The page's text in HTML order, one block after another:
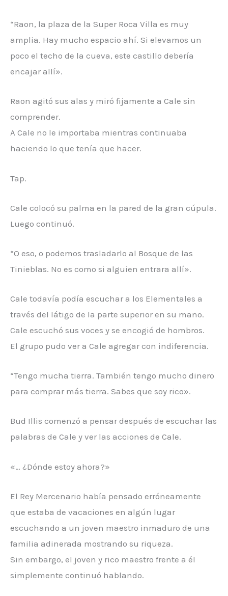
“Raon, la plaza de la Super Roca Villa es muy
amplia. Hay mucho espacio ahí. Si elevamos un
poco el techo de la cueva, este castillo debería
encajar allí».
Raon agitó sus alas y miró fijamente a Cale sin
comprender.
A Cale no le importaba mientras continuaba
haciendo lo que tenía que hacer.
Tap.
Cale colocó su palma en la pared de la gran cúpula.
Luego continuó.
“O eso, o podemos trasladarlo al Bosque de las
Tinieblas. No es como si alguien entrara allí».
Cale todavía podía escuchar a los Elementales a
través del látigo de la parte superior en su mano.
Cale escuchó sus voces y se encogió de hombros.
El grupo pudo ver a Cale agregar con indiferencia.
“Tengo mucha tierra. También tengo mucho dinero
para comprar más tierra. Sabes que soy rico».
Bud Illis comenzó a pensar después de escuchar las
palabras de Cale y ver las acciones de Cale.
«… ¿Dónde estoy ahora?»
El Rey Mercenario había pensado erróneamente
que estaba de vacaciones en algún lugar
escuchando a un joven maestro inmaduro de una
familia adinerada mostrando su riqueza.
Sin embargo, el joven y rico maestro frente a él
simplemente continuó hablando.